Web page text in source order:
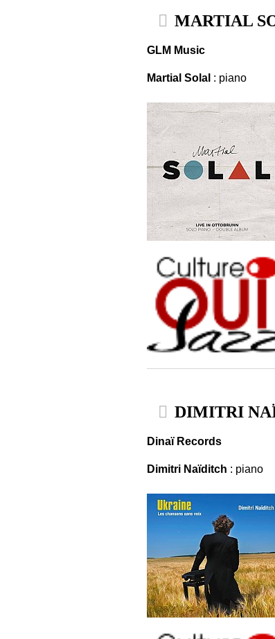
MARTIAL
GLM Music
Martial Solal : piano
DIMITRI
Dinaï Records
Dimitri Naïditch : piano